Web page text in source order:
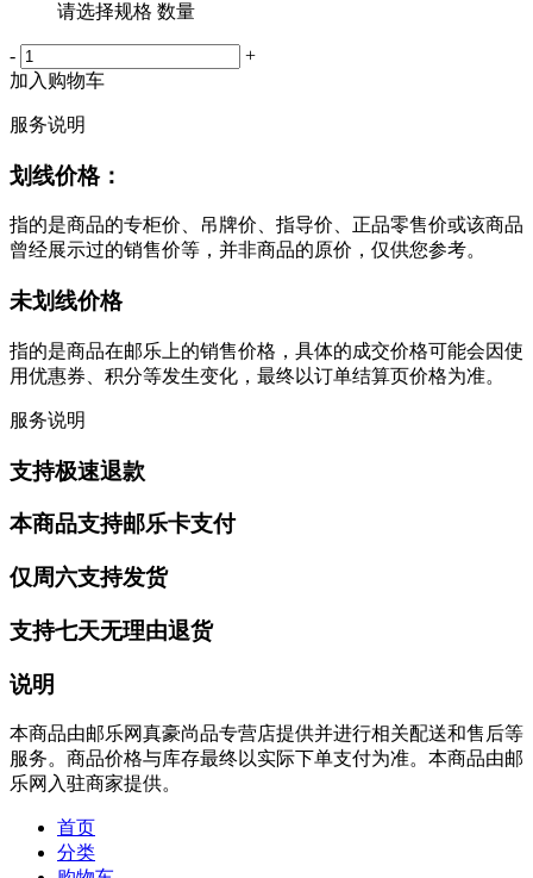
请选择规格 数量
-
+
加入购物车
服务说明
划线价格：
指的是商品的专柜价、吊牌价、指导价、正品零售价或该商品
曾经展示过的销售价等，并非商品的原价，仅供您参考。
未划线价格
指的是商品在邮乐上的销售价格，具体的成交价格可能会因使
用优惠券、积分等发生变化，最终以订单结算页价格为准。
服务说明
支持极速退款
本商品支持邮乐卡支付
仅周六支持发货
支持七天无理由退货
说明
本商品由邮乐网真豪尚品专营店提供并进行相关配送和售后等
服务。商品价格与库存最终以实际下单支付为准。本商品由邮
乐网入驻商家提供。
首页
分类